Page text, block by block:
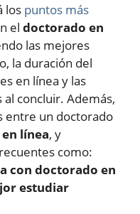
los puntos más
el doctorado en
las mejores
la duración del
en línea y las
concluir. Además,
entre un doctorado
línea, y
como:
con doctorado en
estudiar